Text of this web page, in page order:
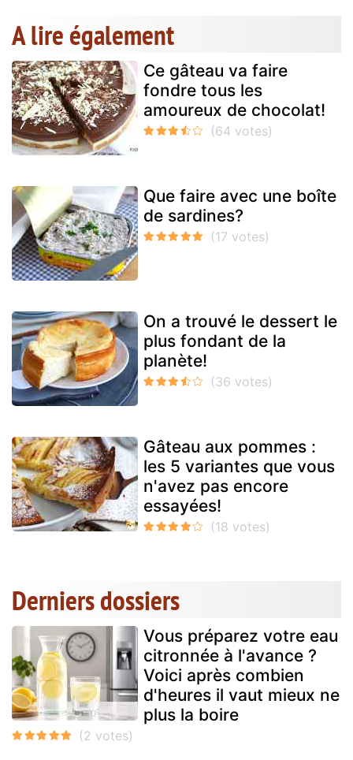
A lire également
Ce gâteau va faire
fondre tous les
amoureux de chocolat!
Que faire avec une boîte
de sardines?
On a trouvé le dessert le
plus fondant de la
planète!
Gâteau aux pommes :
les 5 variantes que vous
n'avez pas encore
essayées!
Derniers dossiers
Vous préparez votre eau
citronnée à l'avance ?
Voici après combien
d'heures il vaut mieux ne
plus la boire